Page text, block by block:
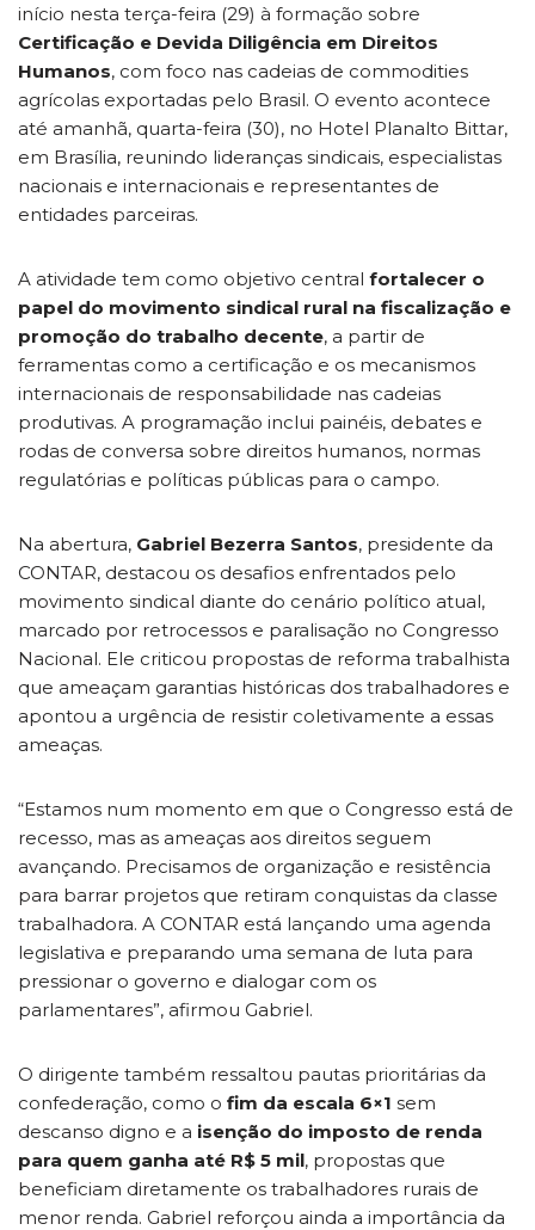
início nesta terça-feira (29) à formação sobre
Certificação e Devida Diligência em Direitos
Humanos, com foco nas cadeias de commodities
agrícolas exportadas pelo Brasil. O evento acontece
até amanhã, quarta-feira (30), no Hotel Planalto Bittar,
em Brasília, reunindo lideranças sindicais, especialistas
nacionais e internacionais e representantes de
entidades parceiras.
A atividade tem como objetivo central fortalecer o
papel do movimento sindical rural na fiscalização e
promoção do trabalho decente, a partir de
ferramentas como a certificação e os mecanismos
internacionais de responsabilidade nas cadeias
produtivas. A programação inclui painéis, debates e
rodas de conversa sobre direitos humanos, normas
regulatórias e políticas públicas para o campo.
Na abertura, Gabriel Bezerra Santos, presidente da
CONTAR, destacou os desafios enfrentados pelo
movimento sindical diante do cenário político atual,
marcado por retrocessos e paralisação no Congresso
Nacional. Ele criticou propostas de reforma trabalhista
que ameaçam garantias históricas dos trabalhadores e
apontou a urgência de resistir coletivamente a essas
ameaças.
“Estamos num momento em que o Congresso está de
recesso, mas as ameaças aos direitos seguem
avançando. Precisamos de organização e resistência
para barrar projetos que retiram conquistas da classe
trabalhadora. A CONTAR está lançando uma agenda
legislativa e preparando uma semana de luta para
pressionar o governo e dialogar com os
parlamentares”, afirmou Gabriel.
O dirigente também ressaltou pautas prioritárias da
confederação, como o fim da escala 6×1 sem
descanso digno e a isenção do imposto de renda
para quem ganha até R$ 5 mil, propostas que
beneficiam diretamente os trabalhadores rurais de
menor renda. Gabriel reforçou ainda a importância da